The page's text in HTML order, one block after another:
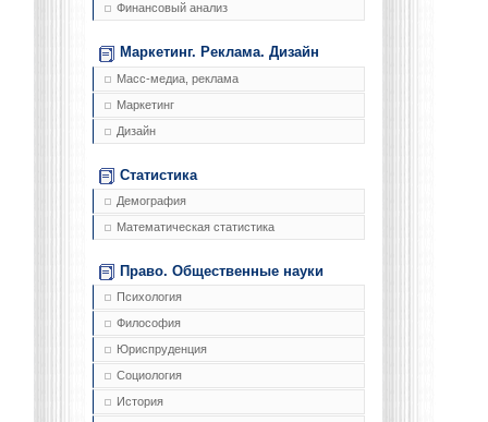
Финансовый анализ
Маркетинг. Реклама. Дизайн
Масс-медиа, реклама
Маркетинг
Дизайн
Статистика
Демография
Математическая статистика
Право. Общественные науки
Психология
Философия
Юриспруденция
Социология
История